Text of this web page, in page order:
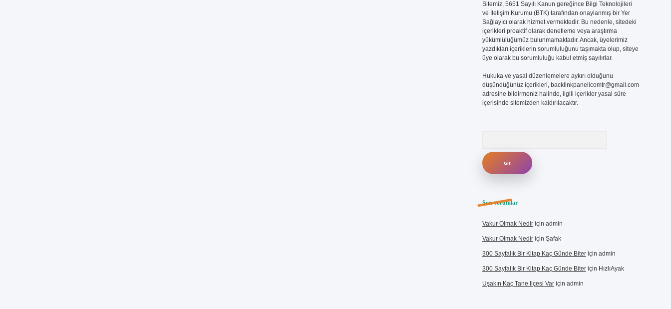
Sitemiz, 5651 Sayılı Kanun gereğince Bilgi Teknolojileri
ve İletişim Kurumu (BTK) tarafından onaylanmış bir Yer
Sağlayıcı olarak hizmet vermektedir. Bu nedenle, sitedeki
içerikleri proaktif olarak denetleme veya araştırma
yükümlülüğümüz bulunmamaktadır. Ancak, üyelerimiz
yazdıkları içeriklerin sorumluluğunu taşımakta olup, siteye
üye olarak bu sorumluluğu kabul etmiş sayılırlar.
Hukuka ve yasal düzenlemelere aykırı olduğunu
düşündüğünüz içerikleri, backlinkpanelicomtr@gmail.com
adresine bildirmeniz halinde, ilgili içerikler yasal süre
içerisinde sitemizden kaldırılacaktır.
Son yorumlar
Vakur Olmak Nediriçin admin
Vakur Olmak Nediriçin Şafak
300 Sayfalık Bir Kitap Kaç Günde Biteriçin admin
300 Sayfalık Bir Kitap Kaç Günde Biteriçin HızlıAyak
Uşakın Kaç Tane Ilçesi Variçin admin